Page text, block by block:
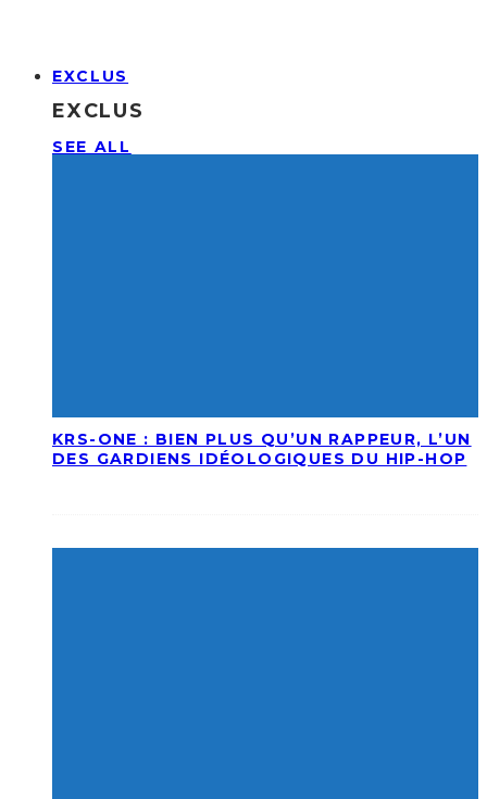
EXCLUS
EXCLUS
SEE ALL
KRS-ONE : BIEN PLUS QU’UN RAPPEUR, L’UN
DES GARDIENS IDÉOLOGIQUES DU HIP-HOP